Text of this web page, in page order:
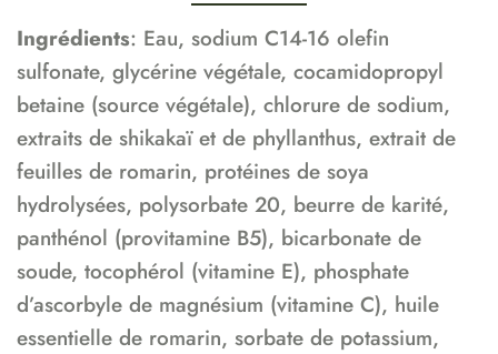
Ingrédients: Eau, sodium C14-16 olefin
sulfonate, glycérine végétale, cocamidopropyl
betaine (source végétale), chlorure de sodium,
extraits de shikakaï et de phyllanthus, extrait de
feuilles de romarin, protéines de soya
hydrolysées, polysorbate 20, beurre de karité,
panthénol (provitamine B5), bicarbonate de
soude, tocophérol (vitamine E), phosphate
d’ascorbyle de magnésium (vitamine C), huile
essentielle de romarin, sorbate de potassium,